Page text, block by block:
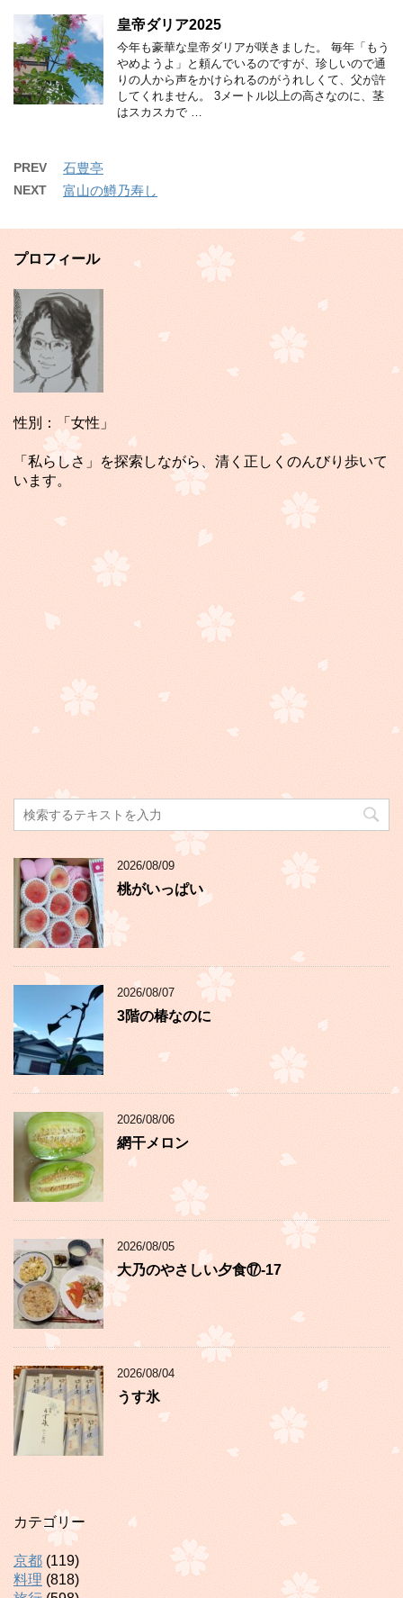
皇帝ダリア2025
今年も豪華な皇帝ダリアが咲きました。 毎年「もう
やめようよ」と頼んでいるのですが、珍しいので通
りの人から声をかけられるのがうれしくて、父が許
してくれません。 3メートル以上の高さなのに、茎
はスカスカで …
PREV 石豊亭
NEXT 富山の鱒乃寿し
プロフィール
性別：「女性」
「私らしさ」を探索しながら、清く正しくのんびり歩いて
います。
2026/08/09
桃がいっぱい
2026/08/07
3階の椿なのに
2026/08/06
網干メロン
2026/08/05
大乃のやさしい夕食⑰-17
2026/08/04
うす氷
カテゴリー
京都 (119)
料理 (818)